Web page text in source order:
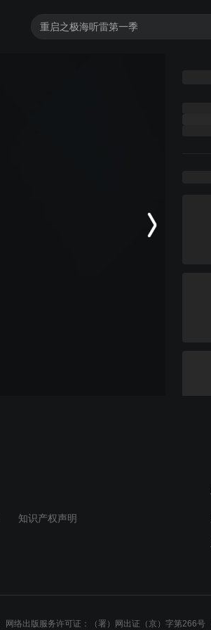
知识产权声明
网络出版服务许可证：（署）网出证（京）字第266号